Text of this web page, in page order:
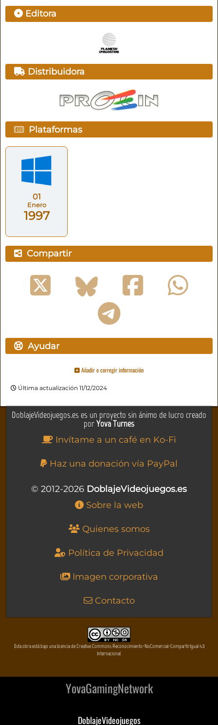
Editora
Distribuidora
Plataformas
01
Enero
1997
Compartir
Ayudar
Añadir o corregir información
Última actualización 11/12/2024
DoblajeVideojuegos.es es un proyecto sin ánimo de lucro creado
porYova Turnes
Invítame a un café en Ko-Fi
Haz una donación vía PayPal
© 2012-2026 DoblajeVideojuegos.es
Sobre la web
Quienes somos
Política de Privacidad
Imagen corporativa
Contacto
Esta obra está bajo una licencia de Creative Commons Reconocimiento-NoComercial-CompartirIgual 4.0
Internacional
YovaGamingNetwork
DoblajeVideojuegos